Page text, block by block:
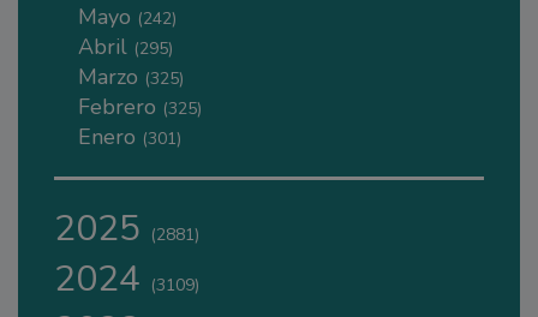
Mayo (242)
Abril (295)
Marzo (325)
Febrero (325)
Enero (301)
2025 (2881)
2024 (3109)